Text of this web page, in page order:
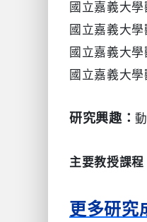
國立嘉義大
國立嘉義大
國立嘉義大
國立嘉義大
研究興趣：
主要教授課程
更多研究